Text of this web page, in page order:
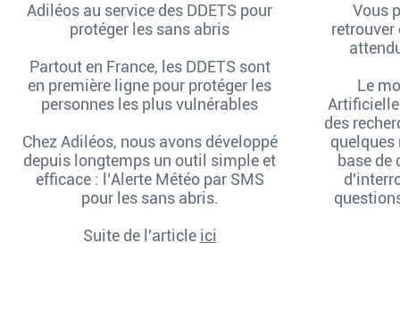
Adiléos au service des DDETS pour
protéger les sans abris
Partout en France, les DDETS sont
en première ligne pour protéger les
personnes les plus vulnérables
Chez Adiléos, nous avons développé
depuis longtemps un outil simple et
efficace : l’Alerte Météo par SMS
pour les sans abris.
Suite de l'article ici
Vous
retrouver
Le
des
quelques
base de